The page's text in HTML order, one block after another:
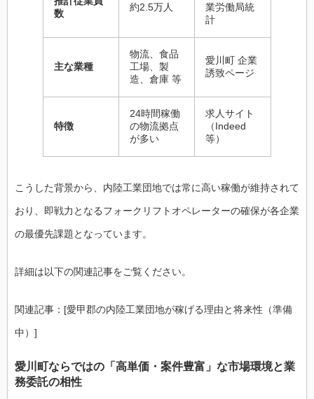
数
約2.5万人
業労働局統
計
主な業種
物流、食品
工場、製
造、倉庫 等
愛川町 企業
誘致ページ
特徴
24時間稼働
の物流拠点
が多い
求人サイト
（Indeed
等）
こうした背景から、内陸工業団地では常に高い稼働が維持されて
おり、即戦力となるフォークリフトオペレーターの確保が各企業
の最優先課題となっています。
詳細は以下の関連記事をご覧ください。
関連記事：[愛甲郡の内陸工業団地が稼げる理由と将来性（準備
中）]
愛川町ならではの「高単価・案件豊富」な市場環境と業
務委託の相性